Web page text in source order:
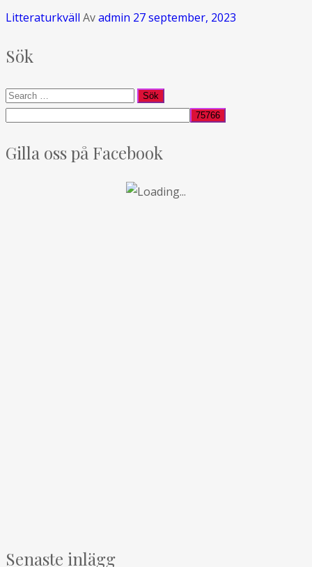
Litteraturkväll Avadmin 27 september, 2023
Sök
Gilla oss på Facebook
Senaste inlägg